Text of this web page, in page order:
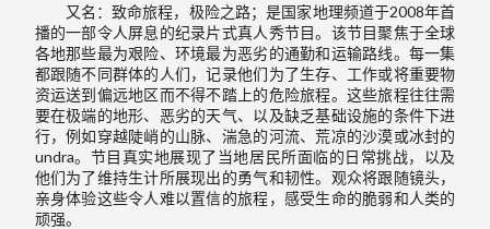
又名：致命旅程，极险之路；是国家地理频道于2008年首
播的一部令人屏息的纪录片式真人秀节目。该节目聚焦于全球
各地那些最为艰险、环境最为恶劣的通勤和运输路线。每一集
都跟随不同群体的人们，记录他们为了生存、工作或将重要物
资运送到偏远地区而不得不踏上的危险旅程。这些旅程往往需
要在极端的地形、恶劣的天气、以及缺乏基础设施的条件下进
行，例如穿越陡峭的山脉、湍急的河流、荒凉的沙漠或冰封的
undra。节目真实地展现了当地居民所面临的日常挑战，以及
他们为了维持生计所展现出的勇气和韧性。观众将跟随镜头，
亲身体验这些令人难以置信的旅程，感受生命的脆弱和人类的
顽强。